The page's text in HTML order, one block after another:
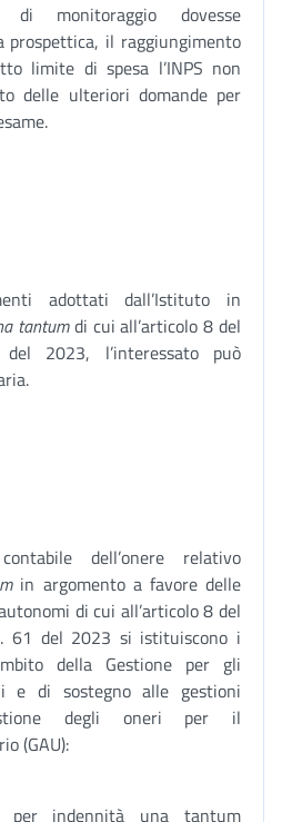
di monitoraggio dovesse
prospettica, il raggiungimento
limite di spesa l’INPS non
delle ulteriori domande per
adottati dall’Istituto in
tantumdi cui all’articolo 8 del
2023, l’interessato può
dell’onere relativo
in argomento a favore delle
di cui all’articolo 8 del
61 del 2023 si istituiscono i
della Gestione per gli
e di sostegno alle gestioni
degli oneri per il
(GAU):
per indennità una tantum